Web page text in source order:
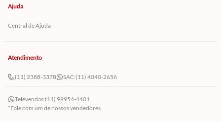
Ajuda
Central de Ajuda
Atendimento
(11) 2388-3378 SAC:(11) 4040-2656
Televendas:(11) 99954-4401
*Fale com um de nossos vendedores